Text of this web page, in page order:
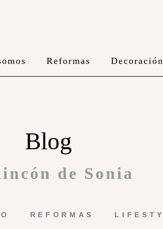
Reformas Decoración
Blog
de Sonia
REFORMAS